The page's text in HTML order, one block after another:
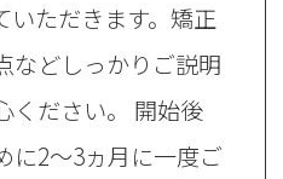
いただきます。矯正
などしっかりご説明
ください。 開始後
に2～3ヵ月に一度ご